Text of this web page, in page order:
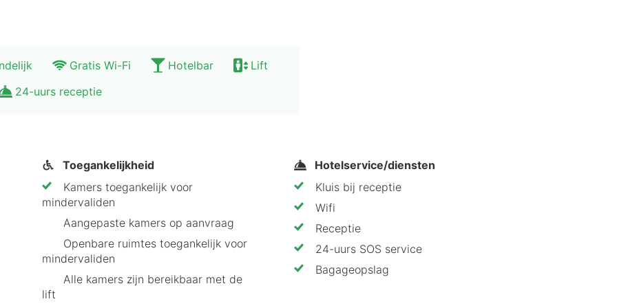
d’Ascq? Hier zijn vijf goede redenen:
per metro of auto
d’Ascq aan vanwege de perfecte combinatie van stad en ontspanning. Je
aanbod van Lille, terwijl je verblijft in een rustige omgeving. Dankzij de
ontbijt en de goede bereikbaarheid is dit hotel een ideale uitvalsbasis voor een veelzijdig
Gratis Wi-Fi Hotelbar
Lift
24-uurs receptie
Toegankelijkheid
mindervaliden
Aangepaste kamers op aanvraag
mindervaliden
Alle kamers zijn bereikbaar met de
lift
Hotelservice/diensten
Kluis bij receptie
Wifi
Receptie
24-uurs SOS service
Bagageopslag